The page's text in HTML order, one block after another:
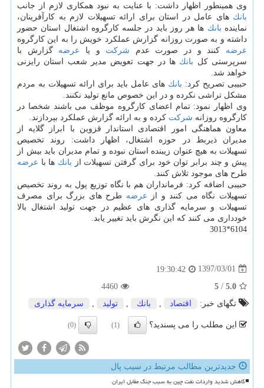
وی همینطور اظهار داشت: با عنایت به نبود همكاری لازم از جانب
بانك های عامل در استان برای ارائه تسهیلات لازم به كارآفرینان،
نماینده بانك ها هر روز باید در جلسه كارگروه اشتغال استان حضور
داشته و به صورت روزانه گزارش عملكرد خویش را به این كارگروه
عرضه كنند و در صورت عدم شركت و یا عرضه گزارش با
سرپرستی كل بانك ها در جهت تعویض مدیر شعب استان رایزنی
خواهد شد.
حبیبی تصریح كرد: بانك های عامل باید برای ارائه تسهیلات به مردم
مشكل تراشی نكرده و در این خصوص مانع تولید نكنند.
وی اظهار نمود: تمام اعضای كارگروه موظف می باشند شخصا در
كارگروه روزانه شركت كرده و به ارائه گزارش عملكرد بپردازند.
معاون هماهنگی امور اقتصادی استاندار قزوین با ابراز گلایه از
مدیران ذیربط در حوزه اشتغال، اظهار داشت: روند تخصیص
تسهیلات به هیچ عنوان زیبنده استان نبوده و تمام مدیران باید بیش از
پیش و چند برابر توان خود برای گرفتن تسهیلات از بانك ها با عرضه
طرح های موجود تلاش كنند.
حبیبی اضافه كرد: فرمانداران هم با نگاه توزیع پول به روند تخصیص
تسهیلات نگاه می كنند و از عرضه طرح های بزرگ برای مصرف
تسهیلات و سرمایه گذاری های عظیم در جهت تولید اشتغال بالا
خودداری می كنند كه این نگرش باید تغییر یابد.
6104*3013
1397/03/01
19:30:42
5.0
/
5
4460
تگهای خبر:
اقتصاد بانك تولید سرمایه گذاری
این مطلب را می پسندید؟ (1)
(0)
جدیدترین مطالب مرتبط در سیب پال
کاهش شدید واردات نفت چین به سبب جنگ مقابل ایران